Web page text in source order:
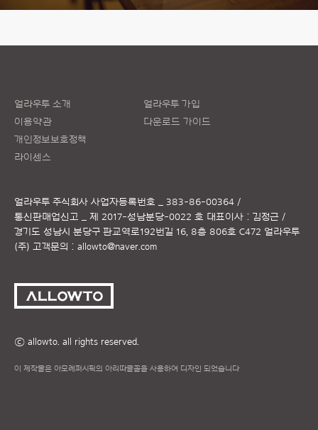
얼라우투 소개
이용약관
개인정보보호정책
라이센스
얼라우투 가입
다운로드 가이드
얼라우투 주식회사 사업자등록번호 _ 383-86-00364 /
통신판매업신고 _ 제 2017-성남분당-0022 호 대표이사 : 김정근 /
경기도 성남시 분당구 판교역로192번길 16, 8층 806호 C472 얼라우투
(주) 고객문의 : allowto@naver.com
ⓒ allowto. all rights reserved.
이 제작물은 아모레퍼시픽의 아리따글꼴을 사용하여 디자인 되었습니다